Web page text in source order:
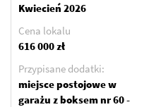
Kwiecień 2026
Cena lokalu
616 000 zł
Przypisane dodatki:
miejsce postojowe w
garażu z boksem nr 60 -